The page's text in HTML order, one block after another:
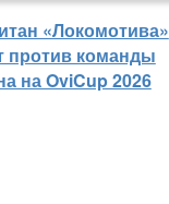
«Локомотива»
против команды
на OviCup 2026